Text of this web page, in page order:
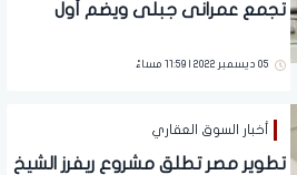
تجمع عمرانى جبلى ويضم أول
العالم
05 ديسمبر 2022 | 11:59 مساءً
أخبار السوق العقاري
تطوير مصر تطلق مشروع ريفرز الشيخ